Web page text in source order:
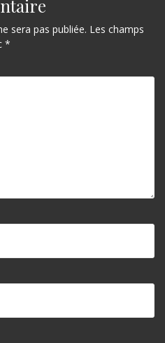
sera pas publiée. Les champs
*